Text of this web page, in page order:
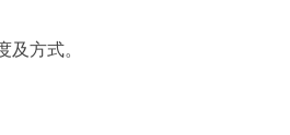
方式。